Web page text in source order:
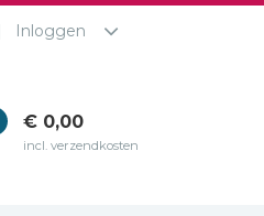
Inloggen
€ 0,00
incl. verzendkosten